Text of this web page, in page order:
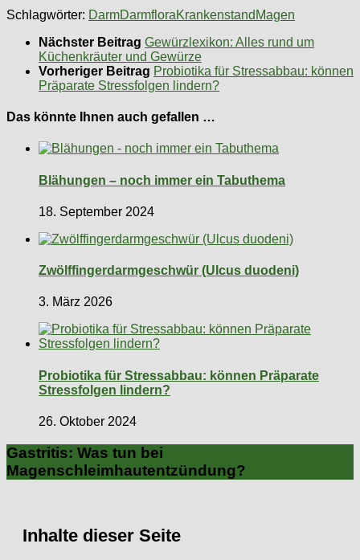
Schlagwörter: DarmDarmfloraKrankenstand Magen
Nächster Beitrag Gewürzlexikon: Alles rund um
Küchenkräuter und Gewürze
Vorheriger Beitrag Probiotika für Stressabbau: können
Präparate Stressfolgen lindern?
Das könnte Ihnen auch gefallen …
Blähungen – noch immer ein Tabuthema
18. September 2024
Zwölffingerdarmgeschwür (Ulcus duodeni)
3. März 2026
Probiotika für Stressabbau: können Präparate
Stressfolgen lindern?
26. Oktober 2024
Gastritis: Was tun bei
Magenschleimhautentzündung?
Inhalte dieser Seite